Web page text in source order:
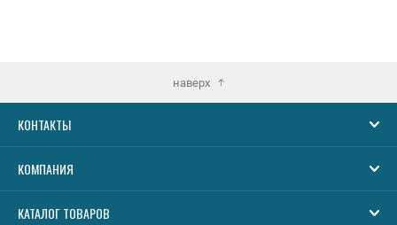
наверх
КОНТАКТЫ
КОМПАНИЯ
КАТАЛОГ ТОВАРОВ